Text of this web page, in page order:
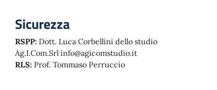
Sicurezza
RSPP: Dott. Luca Corbellini dello studio
Ag.I.Com.Srl info@agicomstudio.it
RLS: Prof. Tommaso Perruccio